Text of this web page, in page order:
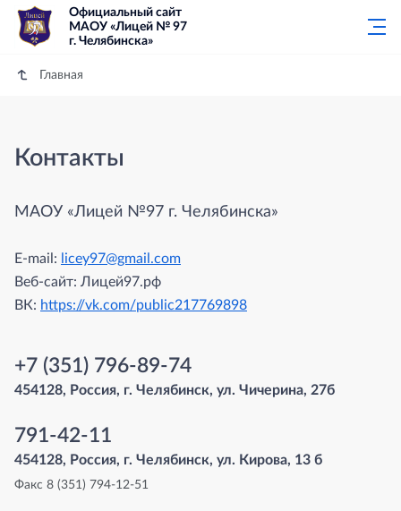
Официальный сайт
МАОУ «Лицей № 97
г. Челябинска»
Главная
Контакты
МАОУ «Лицей №97 г. Челябинска»
E-mail: licey97@gmail.com
Веб-сайт: Лицей97.рф
ВК: https://vk.com/public217769898
Основные телефоны
+7 (351) 796-89-74
454128, Россия, г. Челябинск, ул. Чичерина, 27б
791-42-11
454128, Россия, г. Челябинск, ул. Кирова, 13 б
Факс 8 (351) 794-12-51